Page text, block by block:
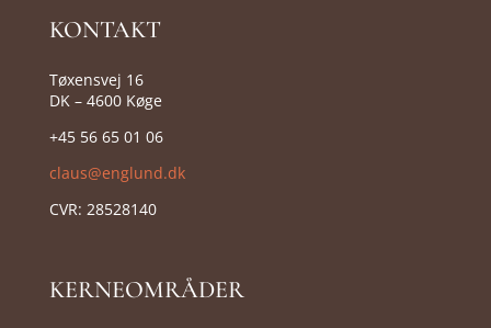
KONTAKT
Tøxensvej 16
DK – 4600 Køge
+45 56 65 01 06
claus@englund.dk
CVR: 28528140
KERNEOMRÅDER